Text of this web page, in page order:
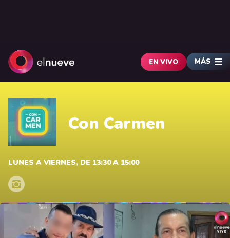
EN VIVO MÁS
Con Carmen
LUNES A VIERNES, DE 13:30 A 15:00